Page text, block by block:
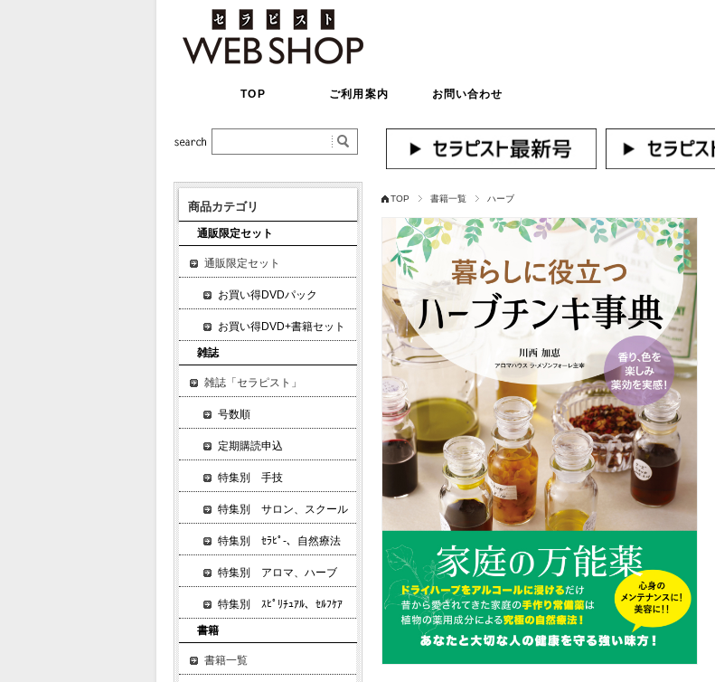
TOP ご利用案内 お問い合わせ
TOP 書籍一覧 ハーブ
商品カテゴリ
通販限定セット
通販限定セット
お買い得DVDパック
お買い得DVD+書籍セット
雑誌
雑誌「セラピスト」
号数順
定期購読申込
特集別 手技
特集別 サロン、スクール
特集別 ｾﾗﾋﾟ-、自然療法
特集別 アロマ、ハーブ
特集別 ｽﾋﾟﾘﾁｭｱﾙ、ｾﾙﾌｹｱ
書籍
書籍一覧